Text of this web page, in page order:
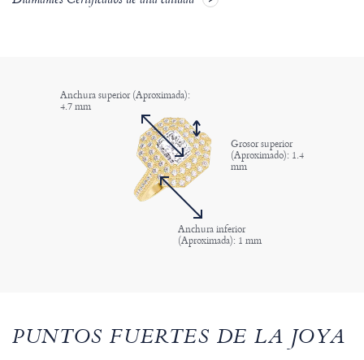
Anchura superior (Aproximada):
4.7 mm
Grosor superior
(Aproximado): 1.4
mm
Anchura inferior
(Aproximada): 1 mm
PUNTOS FUERTES DE LA JOYA